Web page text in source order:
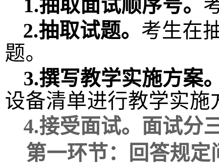
1.抽取面试顺序号。
2.抽取试题。 考生在
题。
3.撰写教学实施方案
设备清单进行教学实施
4.接受面试。面试分
第一环节：回答规定